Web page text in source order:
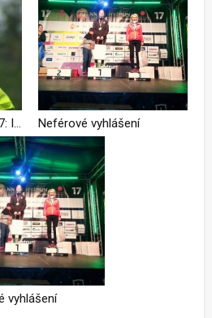
Neférové vyhlášení
vyhlášení